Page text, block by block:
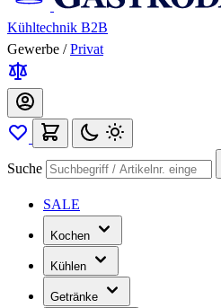
Kühltechnik B2B
Gewerbe / Privat
Suche
SALE
Kochen
Kühlen
Getränke